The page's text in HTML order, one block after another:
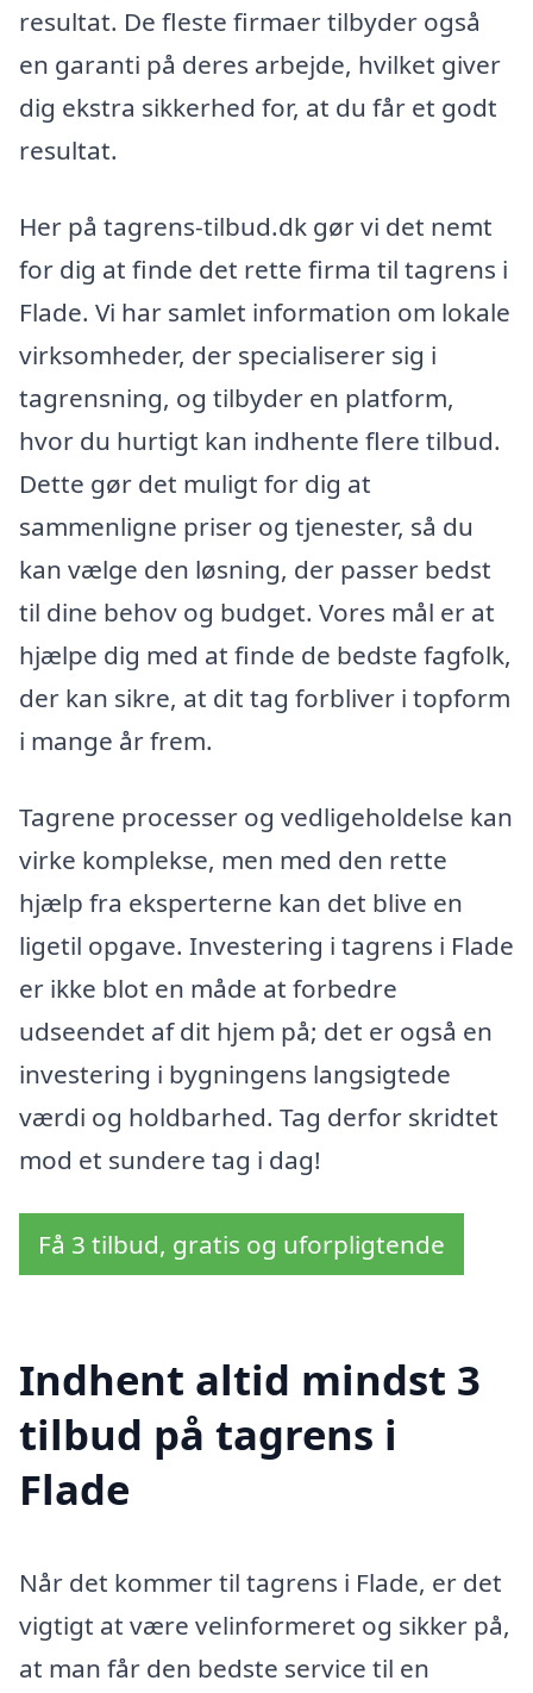
resultat. De fleste firmaer tilbyder også
en garanti på deres arbejde, hvilket giver
dig ekstra sikkerhed for, at du får et godt
resultat.
Her på tagrens-tilbud.dk gør vi det nemt
for dig at finde det rette firma til tagrens i
Flade. Vi har samlet information om lokale
virksomheder, der specialiserer sig i
tagrensning, og tilbyder en platform,
hvor du hurtigt kan indhente flere tilbud.
Dette gør det muligt for dig at
sammenligne priser og tjenester, så du
kan vælge den løsning, der passer bedst
til dine behov og budget. Vores mål er at
hjælpe dig med at finde de bedste fagfolk,
der kan sikre, at dit tag forbliver i topform
i mange år frem.
Tagrene processer og vedligeholdelse kan
virke komplekse, men med den rette
hjælp fra eksperterne kan det blive en
ligetil opgave. Investering i tagrens i Flade
er ikke blot en måde at forbedre
udseendet af dit hjem på; det er også en
investering i bygningens langsigtede
værdi og holdbarhed. Tag derfor skridtet
mod et sundere tag i dag!
Få 3 tilbud, gratis og uforpligtende
Indhent altid mindst 3
tilbud på tagrens i
Flade
Når det kommer til tagrens i Flade, er det
vigtigt at være velinformeret og sikker på,
at man får den bedste service til en